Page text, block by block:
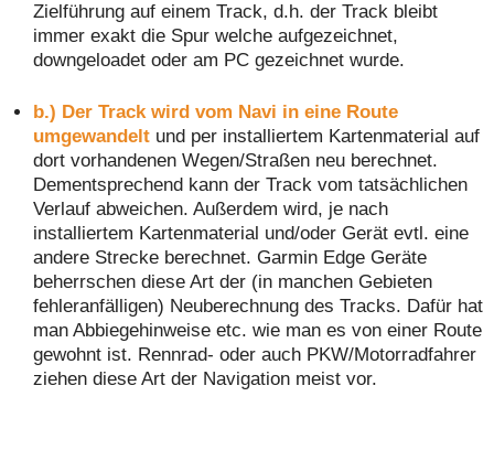
Zielführung auf einem Track, d.h. der Track bleibt
immer exakt die Spur welche aufgezeichnet,
downgeloadet oder am PC gezeichnet wurde.
b.) Der Track wird vom Navi in eine Route
umgewandelt und per installiertem Kartenmaterial auf
dort vorhandenen Wegen/Straßen neu berechnet.
Dementsprechend kann der Track vom tatsächlichen
Verlauf abweichen. Außerdem wird, je nach
installiertem Kartenmaterial und/oder Gerät evtl. eine
andere Strecke berechnet. Garmin Edge Geräte
beherrschen diese Art der (in manchen Gebieten
fehleranfälligen) Neuberechnung des Tracks. Dafür hat
man Abbiegehinweise etc. wie man es von einer Route
gewohnt ist. Rennrad- oder auch PKW/Motorradfahrer
ziehen diese Art der Navigation meist vor.